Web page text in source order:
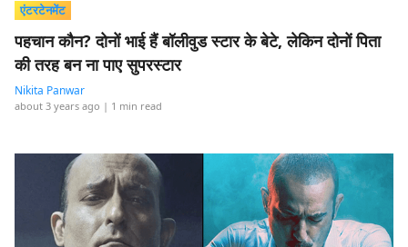
एंटरटेनमेंट
पहचान कौन? दोनों भाई हैं बॉलीवुड स्टार के बेटे, लेकिन दोनों पिता
की तरह बन ना पाए सुपरस्टार
Nikita Panwar
about 3 years ago | 1 min read